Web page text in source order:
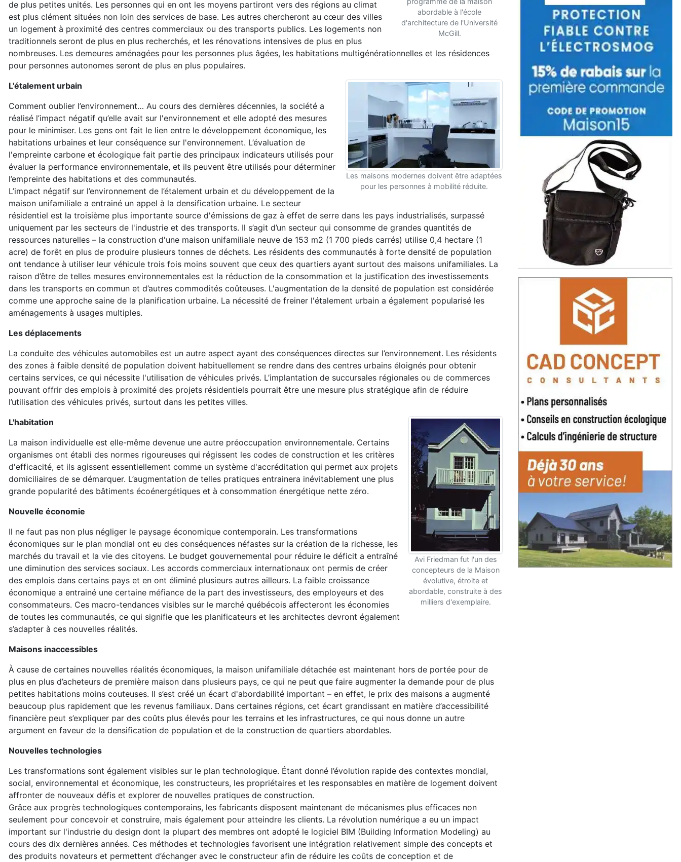
abordable à l'école
d'architecture de l'Université
McGill.
de plus petites unités. Les personnes qui en ont les moyens partiront vers des régions au climat
est plus clément situées non loin des services de base. Les autres chercheront au cœur des villes
un logement à proximité des centres commerciaux ou des transports publics. Les logements non
traditionnels seront de plus en plus recherchés, et les rénovations intensives de plus en plus
nombreuses. Les demeures aménagées pour les personnes plus âgées, les habitations multigénérationnelles et les résidences
pour personnes autonomes seront de plus en plus populaires.
Les maisons modernes doivent être adaptées
pour les personnes à mobilité réduite.
L'étalement urbain
Comment oublier l’environnement… Au cours des dernières décennies, la société a
réalisé l’impact négatif qu’elle avait sur l'environnement et elle adopté des mesures
pour le minimiser. Les gens ont fait le lien entre le développement économique, les
habitations urbaines et leur conséquence sur l'environnement. L’évaluation de
l'empreinte carbone et écologique fait partie des principaux indicateurs utilisés pour
évaluer la performance environnementale, et ils peuvent être utilisés pour déterminer
l’empreinte des habitations et des communautés.
L’impact négatif sur l’environnement de l’étalement urbain et du développement de la
maison unifamiliale a entrainé un appel à la densification urbaine. Le secteur
résidentiel est la troisième plus importante source d'émissions de gaz à effet de serre dans les pays industrialisés, surpassé
uniquement par les secteurs de l'industrie et des transports. Il s’agit d’un secteur qui consomme de grandes quantités de
ressources naturelles – la construction d'une maison unifamiliale neuve de 153 m2 (1 700 pieds carrés) utilise 0,4 hectare (1
acre) de forêt en plus de produire plusieurs tonnes de déchets. Les résidents des communautés à forte densité de population
ont tendance à utiliser leur véhicule trois fois moins souvent que ceux des quartiers ayant surtout des maisons unifamiliales. La
raison d’être de telles mesures environnementales est la réduction de la consommation et la justification des investissements
dans les transports en commun et d’autres commodités coûteuses. L'augmentation de la densité de population est considérée
comme une approche saine de la planification urbaine. La nécessité de freiner l'étalement urbain a également popularisé les
aménagements à usages multiples.
Les déplacements
La conduite des véhicules automobiles est un autre aspect ayant des conséquences directes sur l’environnement. Les résidents
des zones à faible densité de population doivent habituellement se rendre dans des centres urbains éloignés pour obtenir
certains services, ce qui nécessite l'utilisation de véhicules privés. L’implantation de succursales régionales ou de commerces
pouvant offrir des emplois à proximité des projets résidentiels pourrait être une mesure plus stratégique afin de réduire
l’utilisation des véhicules privés, surtout dans les petites villes.
Avi Friedman fut l'un des
concepteurs de la Maison
évolutive, étroite et
abordable, construite à des
milliers d'exemplaire.
L'habitation
La maison individuelle est elle-même devenue une autre préoccupation environnementale. Certains
organismes ont établi des normes rigoureuses qui régissent les codes de construction et les critères
d'efficacité, et ils agissent essentiellement comme un système d'accréditation qui permet aux projets
domiciliaires de se démarquer. L’augmentation de telles pratiques entrainera inévitablement une plus
grande popularité des bâtiments écoénergétiques et à consommation énergétique nette zéro.
Nouvelle économie
Il ne faut pas non plus négliger le paysage économique contemporain. Les transformations
économiques sur le plan mondial ont eu des conséquences néfastes sur la création de la richesse, les
marchés du travail et la vie des citoyens. Le budget gouvernemental pour réduire le déficit a entraîné
une diminution des services sociaux. Les accords commerciaux internationaux ont permis de créer
des emplois dans certains pays et en ont éliminé plusieurs autres ailleurs. La faible croissance
économique a entrainé une certaine méfiance de la part des investisseurs, des employeurs et des
consommateurs. Ces macro-tendances visibles sur le marché québécois affecteront les économies
de toutes les communautés, ce qui signifie que les planificateurs et les architectes devront également
s’adapter à ces nouvelles réalités.
Maisons inaccessibles
À cause de certaines nouvelles réalités économiques, la maison unifamiliale détachée est maintenant hors de portée pour de
plus en plus d’acheteurs de première maison dans plusieurs pays, ce qui ne peut que faire augmenter la demande pour de plus
petites habitations moins couteuses. Il s’est créé un écart d'abordabilité important – en effet, le prix des maisons a augmenté
beaucoup plus rapidement que les revenus familiaux. Dans certaines régions, cet écart grandissant en matière d’accessibilité
financière peut s’expliquer par des coûts plus élevés pour les terrains et les infrastructures, ce qui nous donne un autre
argument en faveur de la densification de population et de la construction de quartiers abordables.
Nouvelles technologies
Les transformations sont également visibles sur le plan technologique. Étant donné l’évolution rapide des contextes mondial,
social, environnemental et économique, les constructeurs, les propriétaires et les responsables en matière de logement doivent
affronter de nouveaux défis et explorer de nouvelles pratiques de construction.
Grâce aux progrès technologiques contemporains, les fabricants disposent maintenant de mécanismes plus efficaces non
seulement pour concevoir et construire, mais également pour atteindre les clients. La révolution numérique a eu un impact
important sur l'industrie du design dont la plupart des membres ont adopté le logiciel BIM (Building Information Modeling) au
cours des dix dernières années. Ces méthodes et technologies favorisent une intégration relativement simple des concepts et
des produits novateurs et permettent d’échanger avec le constructeur afin de réduire les coûts de conception et de